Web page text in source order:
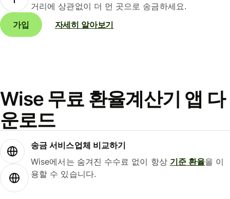
거리에 상관없이 더 먼 곳으로 송금하세요.
가입
자세히 알아보기
Wise 무료 환율계산기 앱 다
운로드
송금 서비스업체 비교하기
Wise에서는 숨겨진 수수료 없이 항상 기준 환율을 이
용할 수 있습니다.